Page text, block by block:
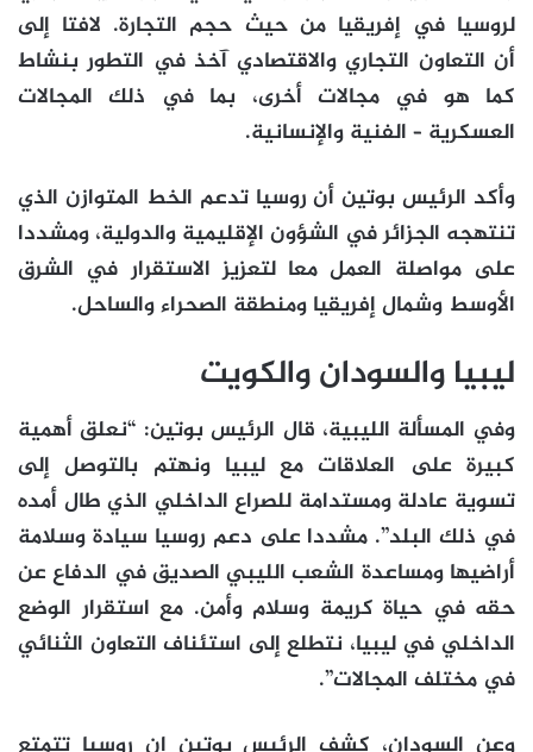
لروسيا في إفريقيا من حيث حجم التجارة. لافتا إلى
أن التعاون التجاري والاقتصادي آخذ في التطور بنشاط
كما هو في مجالات أخرى، بما في ذلك المجالات
العسكرية – الفنية والإنسانية.
وأكد الرئيس بوتين أن روسيا تدعم الخط المتوازن الذي
تنتهجه الجزائر في الشؤون الإقليمية والدولية، ومشددا
على مواصلة العمل معا لتعزيز الاستقرار في الشرق
الأوسط وشمال إفريقيا ومنطقة الصحراء والساحل.
ليبيا والسودان والكويت
وفي المسألة الليبية، قال الرئيس بوتين: “نعلق أهمية
كبيرة على العلاقات مع ليبيا ونهتم بالتوصل إلى
تسوية عادلة ومستدامة للصراع الداخلي الذي طال أمده
في ذلك البلد”. مشددا على دعم روسيا سيادة وسلامة
أراضيها ومساعدة الشعب الليبي الصديق في الدفاع عن
حقه في حياة كريمة وسلام وأمن. مع استقرار الوضع
الداخلي في ليبيا، نتطلع إلى استئناف التعاون الثنائي
في مختلف المجالات”.